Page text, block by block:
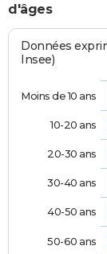
d'âges
Données
Insee)
Moins de 10 ans
10-20 ans
20-30 ans
30-40 ans
40-50 ans
50-60 ans